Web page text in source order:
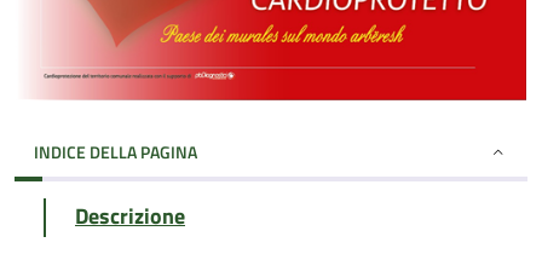
INDICE DELLA PAGINA
Descrizione